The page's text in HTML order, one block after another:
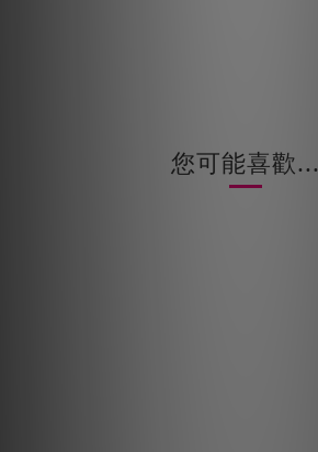
您可能喜歡...